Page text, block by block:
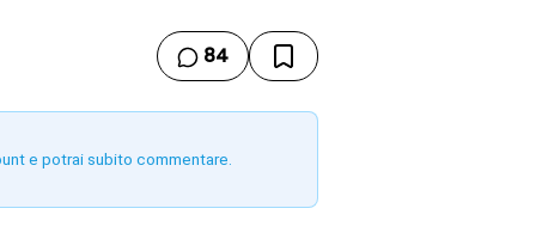
84
e potrai subito commentare.